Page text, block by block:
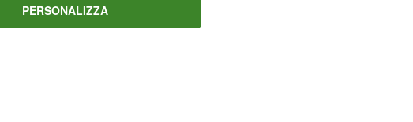
PERSONALIZZA